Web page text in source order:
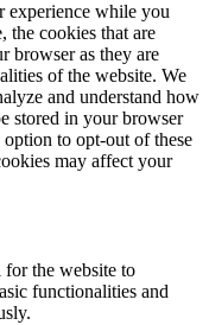
experience while you
the cookies that are
browser as they are
of the website. We
and understand how
stored in your browser
to opt-out of these
may affect your
for the website to
functionalities and